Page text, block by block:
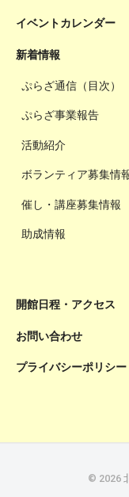
イベントカレンダー
新着情報
ぷらざ通信（目次）
ぷらざ事業報告
活動紹介
ボランティア募集情
催し・講座募集情報
助成情報
開館日程・アクセス
お問い合わせ
プライバシーポリシー
© 2026